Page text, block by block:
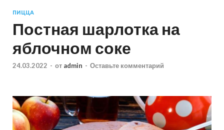
ПИЦЦА
Постная шарлотка на
яблочном соке
24.03.2022 - от admin - Оставьте комментарий